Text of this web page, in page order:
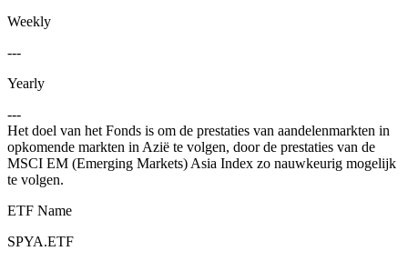
Weekly
---
Yearly
---
Het doel van het Fonds is om de prestaties van aandelenmarkten in
opkomende markten in Azië te volgen, door de prestaties van de
MSCI EM (Emerging Markets) Asia Index zo nauwkeurig mogelijk
te volgen.
ETF Name
SPYA.ETF